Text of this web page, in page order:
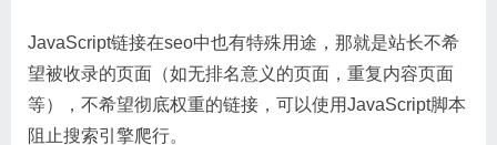
JavaScript链接在seo中也有特殊用途，那就是站长不希
望被收录的页面（如无排名意义的页面，重复内容页面
等），不希望彻底权重的链接，可以使用JavaScript脚本
阻止搜索引擎爬行。